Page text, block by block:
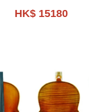
HK$ 15180